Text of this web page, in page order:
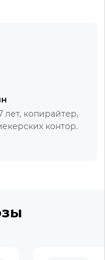
лет, копирайтер,
контор.